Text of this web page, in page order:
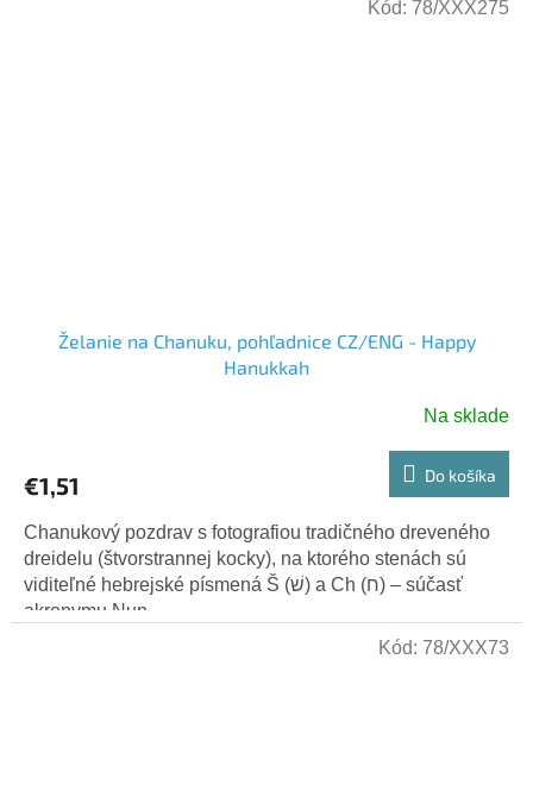
Želanie na Chanuku, pohľadnice CZ/ENG - Happy
Hanukkah
Na sklade
€1,51 Do košíka
Chanukový pozdrav s fotografiou tradičného dreveného
dreidelu (štvorstrannej kocky), na ktorého stenách sú
viditeľné hebrejské písmená Š (שׁ) a Ch (ח) – súčasť
akronymu Nun,...
Kód: 78/XXX275
Kód: 78/XXX73